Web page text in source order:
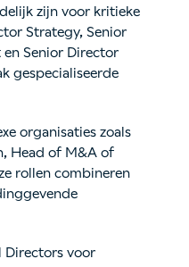
zijn voor kritieke
Strategy, Senior
Senior Director
gespecialiseerde
organisaties zoals
Head of M&A of
rollen combineren
Directors voor